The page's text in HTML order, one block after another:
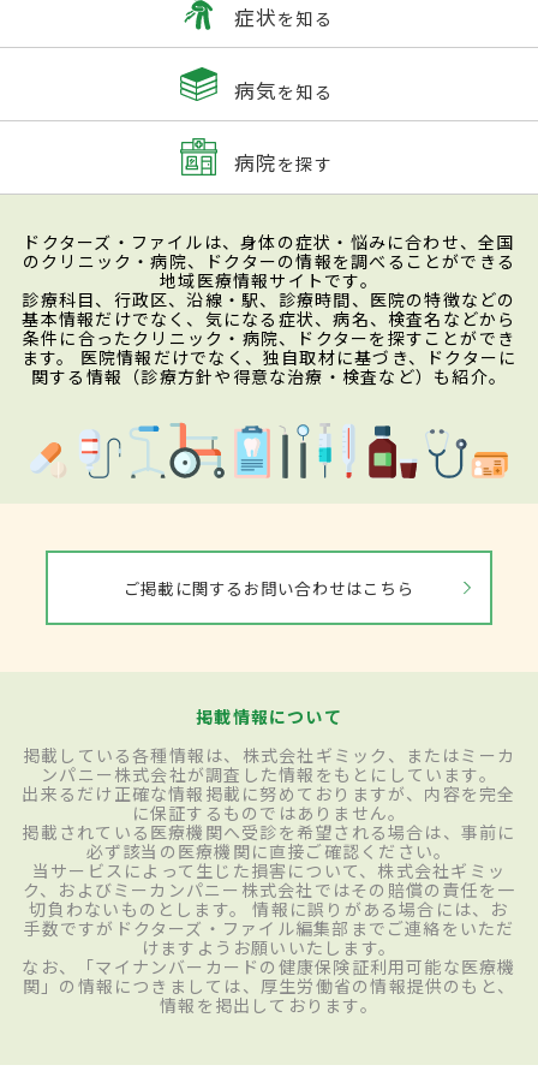
症状を知る
病気を知る
病院を探す
ドクターズ・ファイルは、身体の症状・悩みに合わせ、全国
のクリニック・病院、ドクターの情報を調べることができる
地域医療情報サイトです。
診療科目、行政区、沿線・駅、診療時間、医院の特徴などの
基本情報だけでなく、気になる症状、病名、検査名などから
条件に合ったクリニック・病院、ドクターを探すことができ
ます。 医院情報だけでなく、独自取材に基づき、ドクターに
関する情報（診療方針や得意な治療・検査など）も紹介。
ご掲載に関するお問い合わせはこちら
掲載情報について
掲載している各種情報は、株式会社ギミック、またはミーカ
ンパニー株式会社が調査した情報をもとにしています。
出来るだけ正確な情報掲載に努めておりますが、内容を完全
に保証するものではありません。
掲載されている医療機関へ受診を希望される場合は、事前に
必ず該当の医療機関に直接ご確認ください。
当サービスによって生じた損害について、株式会社ギミッ
ク、およびミーカンパニー株式会社ではその賠償の責任を一
切負わないものとします。 情報に誤りがある場合には、お
手数ですがドクターズ・ファイル編集部までご連絡をいただ
けますようお願いいたします。
なお、「マイナンバーカードの健康保険証利用可能な医療機
関」の情報につきましては、厚生労働省の情報提供のもと、
情報を掲出しております。